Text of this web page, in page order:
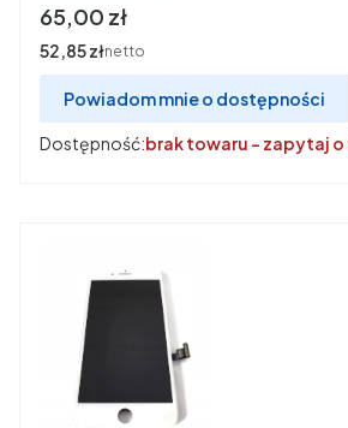
Cena
65,00 zł
Cena
52,85 złnetto
Powiadom mnie o dostępności
Dostępność:brak towaru - zapytaj